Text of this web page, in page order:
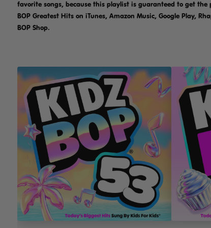
favorite songs, because this playlist is guaranteed to get the
BOP Greatest Hits on iTunes, Amazon Music, Google Play,
BOP Shop.
ESCUCHAR / COMPRAR
MÁS INFORMACIÓN